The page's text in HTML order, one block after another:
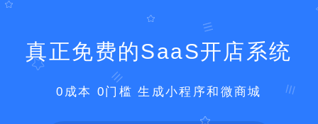
真正免费的SaaS开店系统
0成本 0门槛 生成小程序和微商城